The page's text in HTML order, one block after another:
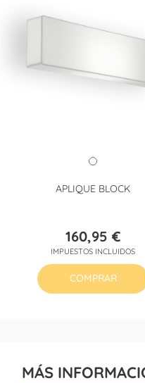
APLIQUE BLOCK
Precio
160,95 €
IMPUESTOS INCLUIDOS
COMPRAR
MÁS